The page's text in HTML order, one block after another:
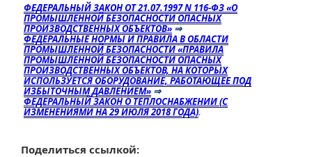
ФЕДЕРАЛЬНЫЙ ЗАКОН ОТ 21.07.1997 N 116-ФЗ «О
ПРОМЫШЛЕННОЙ БЕЗОПАСНОСТИ ОПАСНЫХ
ПРОИЗВОДСТВЕННЫХ ОБЪЕКТОВ»⇒
ФЕДЕРАЛЬНЫЕ НОРМЫ И ПРАВИЛА В ОБЛАСТИ
ПРОМЫШЛЕННОЙ БЕЗОПАСНОСТИ «ПРАВИЛА
ПРОМЫШЛЕННОЙ БЕЗОПАСНОСТИ ОПАСНЫХ
ПРОИЗВОДСТВЕННЫХ ОБЪЕКТОВ, НА КОТОРЫХ
ИСПОЛЬЗУЕТСЯ ОБОРУДОВАНИЕ, РАБОТАЮЩЕЕ ПОД
ИЗБЫТОЧНЫМ ДАВЛЕНИЕМ»⇒
ФЕДЕРАЛЬНЫЙ ЗАКОН О ТЕПЛОСНАБЖЕНИИ (С
ИЗМЕНЕНИЯМИ НА 29 ИЮЛЯ 2018 ГОДА).
Поделиться ссылкой: